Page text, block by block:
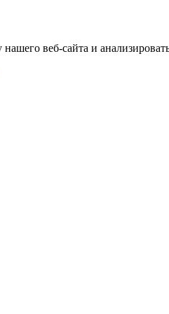
веб-сайта и